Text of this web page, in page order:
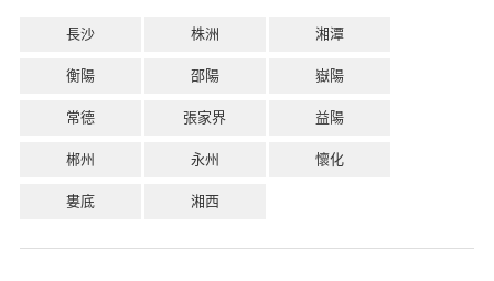
長沙 株洲 湘潭
衡陽 邵陽 嶽陽
常德 張家界 益陽
郴州 永州 懷化
婁底 湘西